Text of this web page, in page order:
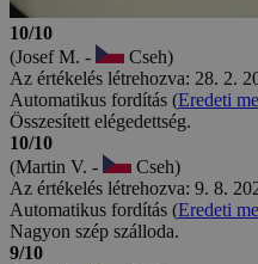
10/10
(Josef M. -
Cseh)
Az értékelés létrehozva: 28. 2.
Automatikus fordítás (Eredeti
Összesített elégedettség.
10/10
(Martin V. -
Cseh)
Az értékelés létrehozva: 9. 8.
Automatikus fordítás (Eredeti
Nagyon szép szálloda.
9/10